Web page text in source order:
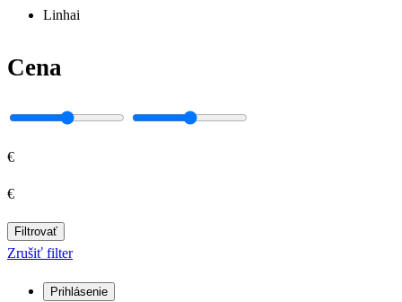
Linhai
Cena
€
€
Filtrovať
Zrušiť filter
Prihlásenie